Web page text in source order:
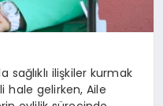
sağlıklı ilişkiler kurmak
hale gelirken, Aile